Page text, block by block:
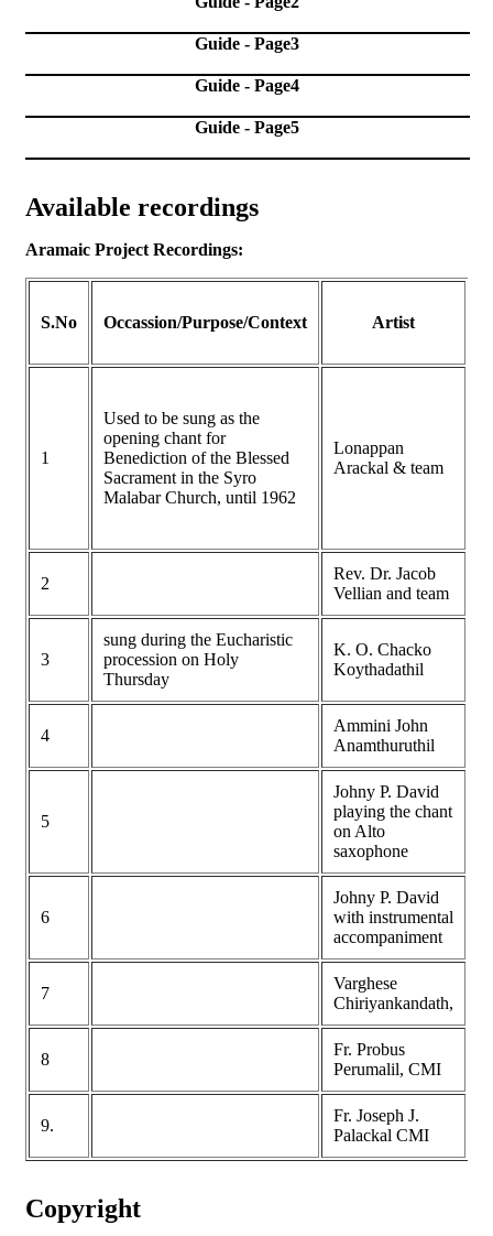
Guide - Page3
Guide - Page4
Guide - Page5
Available recordings
Aramaic Project Recordings:
S.No Occassion/Purpose/Context Artist
1
Used to be sung as the
opening chant for
Benediction of the Blessed
Sacrament in the Syro
Malabar Church, until 1962
Lonappan
Arackal & team
2
Rev. Dr. Jacob
Vellian and team
3
sung during the Eucharistic
procession on Holy
Thursday
K. O. Chacko
Koythadathil
4
Ammini John
Anamthuruthil
5
Johny P. David
playing the chant
on Alto
saxophone
6
Johny P. David
with instrumental
accompaniment
7
Varghese
Chiriyankandath,
8
Fr. Probus
Perumalil, CMI
9.
Fr. Joseph J.
Palackal CMI
Copyright